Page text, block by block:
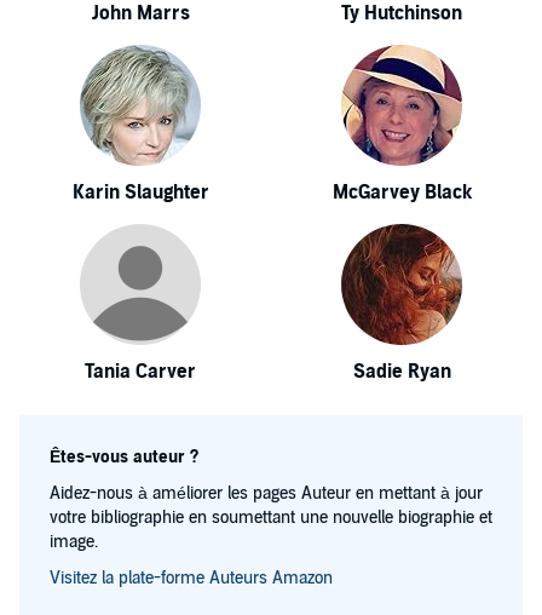
John Marrs Ty Hutchinson
Karin Slaughter McGarvey Black
Tania Carver Sadie Ryan
Êtes-vous auteur ?
Aidez-nous à améliorer les pages Auteur en mettant à jour
votre bibliographie en soumettant une nouvelle biographie et
image.
Visitez la plate-forme Auteurs Amazon